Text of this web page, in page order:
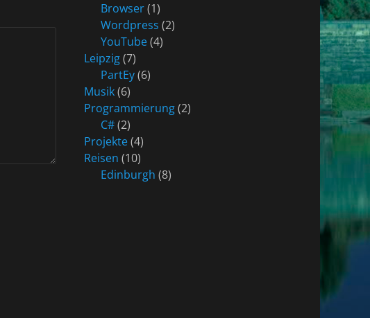
Browser(1)
Wordpress (2)
YouTube(4)
Leipzig(7)
PartEy(6)
Musik(6)
Programmierung(2)
C#(2)
Projekte(4)
Reisen (10)
Edinburgh (8)